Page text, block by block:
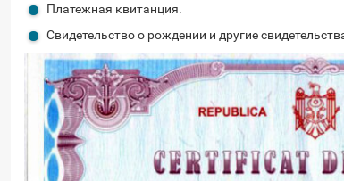
Платежная квитанция.
Свидетельство о рождении и другие